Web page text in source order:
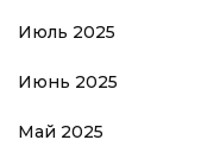
Июль 2025
Июнь 2025
Май 2025